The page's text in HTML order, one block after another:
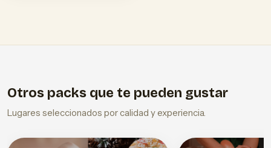
Otros packs que te pueden gustar
Lugares seleccionados por calidad y experiencia.